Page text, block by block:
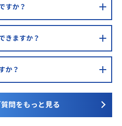
すか？
きますか？
か？
問をもっと見る